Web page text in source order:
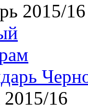
2015/16
2015/16